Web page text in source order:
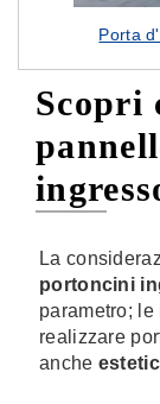
Porta
Scopri
La
portoncini
parametro;
realizzare
anche